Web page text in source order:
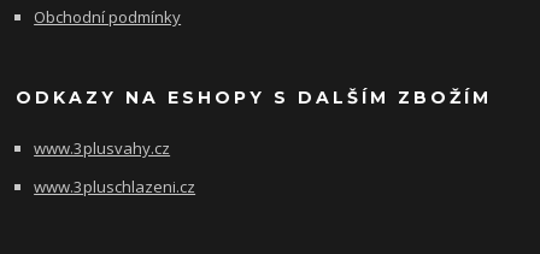
Obchodní podmínky
ODKAZY NA ESHOPY S DALŠÍM ZBOŽÍM
www.3plusvahy.cz
www.3pluschlazeni.cz